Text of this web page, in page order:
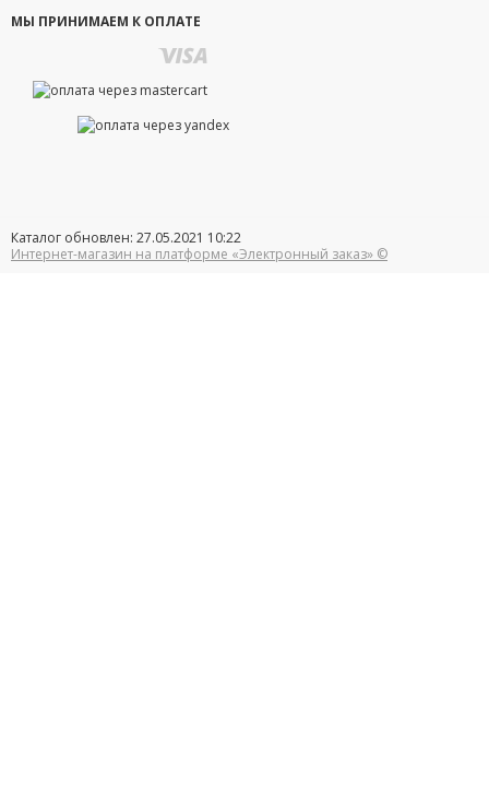
МЫ ПРИНИМАЕМ К ОПЛАТЕ
Каталог обновлен: 27.05.2021 10:22
Интернет-магазин на платформе «Электронный заказ» ©